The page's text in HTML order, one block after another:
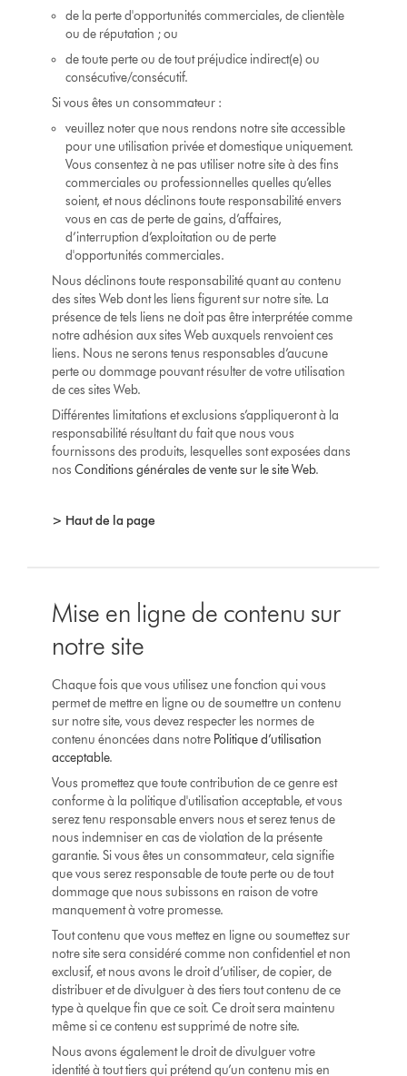
de la perte d'opportunités commerciales, de clientèle
ou de réputation ; ou
de toute perte ou de tout préjudice indirect(e) ou
consécutive/consécutif.
Si vous êtes un consommateur :
veuillez noter que nous rendons notre site accessible
pour une utilisation privée et domestique uniquement.
Vous consentez à ne pas utiliser notre site à des fins
commerciales ou professionnelles quelles qu’elles
soient, et nous déclinons toute responsabilité envers
vous en cas de perte de gains, d’affaires,
d’interruption d’exploitation ou de perte
d'opportunités commerciales.
Nous déclinons toute responsabilité quant au contenu
des sites Web dont les liens figurent sur notre site. La
présence de tels liens ne doit pas être interprétée comme
notre adhésion aux sites Web auxquels renvoient ces
liens. Nous ne serons tenus responsables d’aucune
perte ou dommage pouvant résulter de votre utilisation
de ces sites Web.
Différentes limitations et exclusions s’appliqueront à la
responsabilité résultant du fait que nous vous
fournissons des produits, lesquelles sont exposées dans
nos Conditions générales de vente sur le site Web.
> Haut de la page
Mise en ligne de contenu sur
notre site
Chaque fois que vous utilisez une fonction qui vous
permet de mettre en ligne ou de soumettre un contenu
sur notre site, vous devez respecter les normes de
contenu énoncées dans notre Politique d’utilisation
acceptable.
Vous promettez que toute contribution de ce genre est
conforme à la politique d'utilisation acceptable, et vous
serez tenu responsable envers nous et serez tenus de
nous indemniser en cas de violation de la présente
garantie. Si vous êtes un consommateur, cela signifie
que vous serez responsable de toute perte ou de tout
dommage que nous subissons en raison de votre
manquement à votre promesse.
Tout contenu que vous mettez en ligne ou soumettez sur
notre site sera considéré comme non confidentiel et non
exclusif, et nous avons le droit d’utiliser, de copier, de
distribuer et de divulguer à des tiers tout contenu de ce
type à quelque fin que ce soit. Ce droit sera maintenu
même si ce contenu est supprimé de notre site.
Nous avons également le droit de divulguer votre
identité à tout tiers qui prétend qu’un contenu mis en